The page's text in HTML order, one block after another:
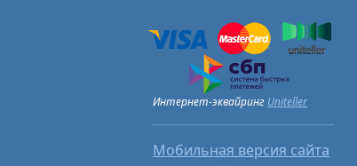
Интернет-эквайринг Uniteller
Мобильная версия сайта